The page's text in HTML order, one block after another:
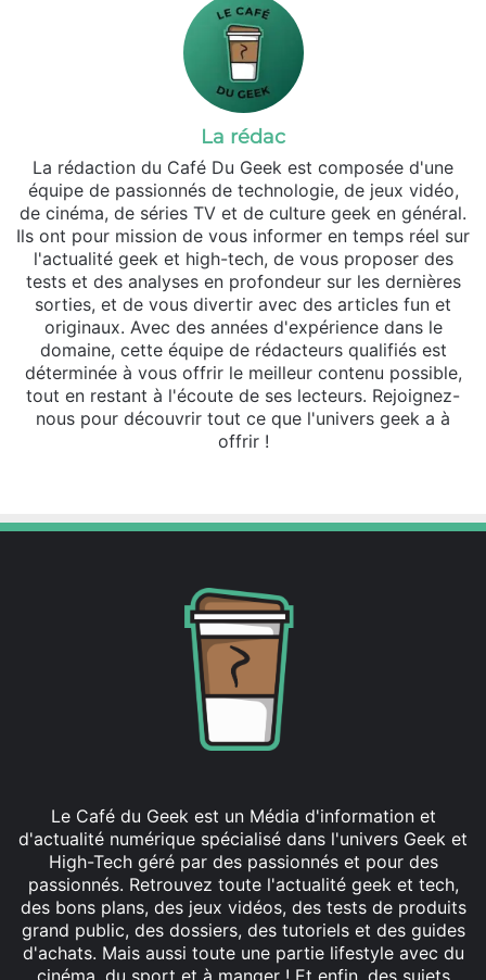
La rédac
La rédaction du Café Du Geek est composée d'une
équipe de passionnés de technologie, de jeux vidéo,
de cinéma, de séries TV et de culture geek en général.
Ils ont pour mission de vous informer en temps réel sur
l'actualité geek et high-tech, de vous proposer des
tests et des analyses en profondeur sur les dernières
sorties, et de vous divertir avec des articles fun et
originaux. Avec des années d'expérience dans le
domaine, cette équipe de rédacteurs qualifiés est
déterminée à vous offrir le meilleur contenu possible,
tout en restant à l'écoute de ses lecteurs. Rejoignez-
nous pour découvrir tout ce que l'univers geek a à
offrir !
Le Café du Geek est un Média d'information et
d'actualité numérique spécialisé dans l'univers Geek et
High-Tech géré par des passionnés et pour des
passionnés. Retrouvez toute l'actualité geek et tech,
des bons plans, des jeux vidéos, des tests de produits
grand public, des dossiers, des tutoriels et des guides
d'achats. Mais aussi toute une partie lifestyle avec du